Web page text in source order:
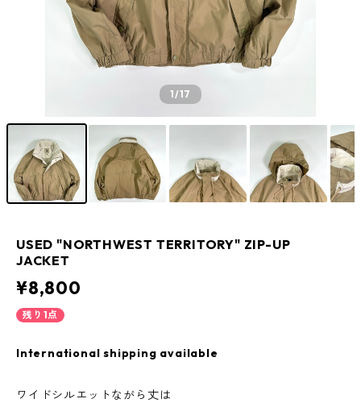
1/17
USED "NORTHWEST TERRITORY" ZIP-UP
JACKET
¥8,800
残り1点
International shipping available
ワイドシルエットながら丈は